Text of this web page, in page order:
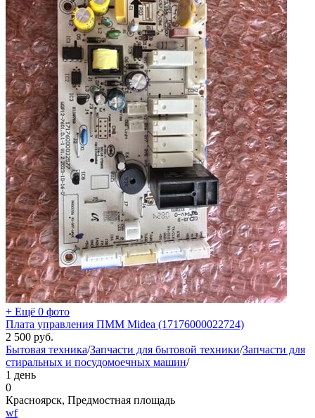
+ Ещё 0 фото
Плата управления ПММ Midea (17176000022724)
2 500 руб.
Бытовая техника/Запчасти для бытовой техники/Запчасти для
стиральных и посудомоечных машин/
1 день
0
Красноярск, Предмостная площадь
wf